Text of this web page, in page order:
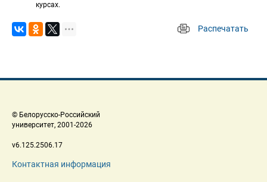
курсах.
Распечатать
© Белорусско-Российский
университет, 2001-2026
v6.125.2506.17
Контактная информация